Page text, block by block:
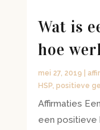
Wat is
hoe
mei 27, 2019
HSP, positieve
Affirmaties
een positieve